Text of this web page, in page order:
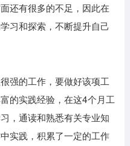
还有很多的不足，因此在
习和探索，不断提升自己
的工作，要做好该项工
的实践经验，在这4个月工
，通读和熟悉有关专业知
实践，积累了一定的工作